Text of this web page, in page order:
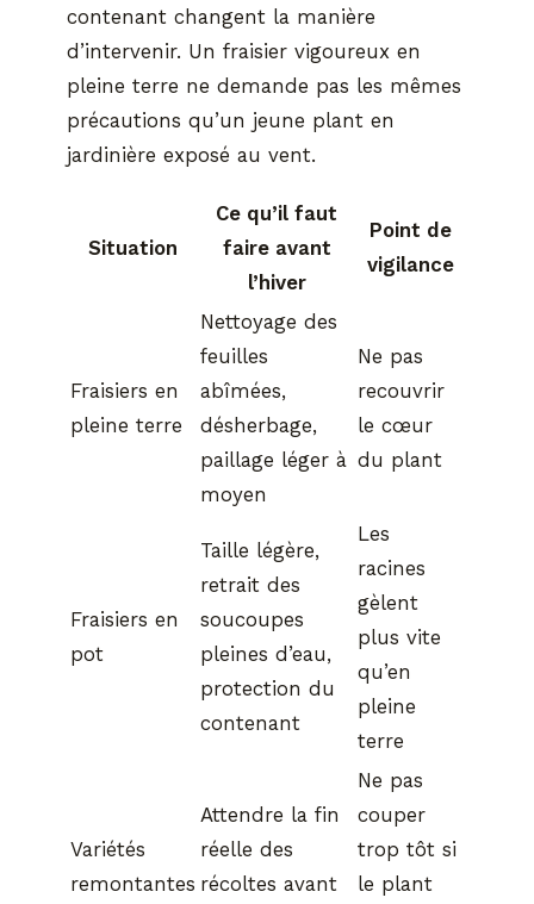
contenant changent la manière
d’intervenir. Un fraisier vigoureux en
pleine terre ne demande pas les mêmes
précautions qu’un jeune plant en
jardinière exposé au vent.
Situation
Ce qu’il faut
faire avant
l’hiver
Point de
vigilance
Fraisiers en
pleine terre
Nettoyage des
feuilles
abîmées,
désherbage,
paillage léger à
moyen
Ne pas
recouvrir
le cœur
du plant
Fraisiers en
pot
Taille légère,
retrait des
soucoupes
pleines d’eau,
protection du
contenant
Les
racines
gèlent
plus vite
qu’en
pleine
terre
Variétés
remontantes
Attendre la fin
réelle des
récoltes avant
Ne pas
couper
trop tôt si
le plant